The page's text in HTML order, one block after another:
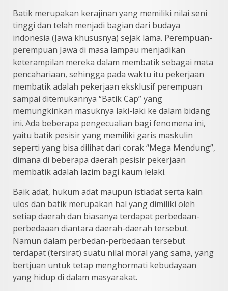
Batik merupakan kerajinan yang memiliki nilai seni
tinggi dan telah menjadi bagian dari budaya
indonesia (Jawa khususnya) sejak lama. Perempuan-
perempuan Jawa di masa lampau menjadikan
keterampilan mereka dalam membatik sebagai mata
pencahariaan, sehingga pada waktu itu pekerjaan
membatik adalah pekerjaan eksklusif perempuan
sampai ditemukannya “Batik Cap” yang
memungkinkan masuknya laki-laki ke dalam bidang
ini. Ada beberapa pengecualian bagi fenomena ini,
yaitu batik pesisir yang memiliki garis maskulin
seperti yang bisa dilihat dari corak “Mega Mendung”,
dimana di beberapa daerah pesisir pekerjaan
membatik adalah lazim bagi kaum lelaki.
Baik adat, hukum adat maupun istiadat serta kain
ulos dan batik merupakan hal yang dimiliki oleh
setiap daerah dan biasanya terdapat perbedaan-
perbedaaan diantara daerah-daerah tersebut.
Namun dalam perbedan-perbedaan tersebut
terdapat (tersirat) suatu nilai moral yang sama, yang
bertjuan untuk tetap menghormati kebudayaan
yang hidup di dalam masyarakat.